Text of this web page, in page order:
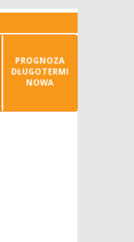
PROGNOZA
DŁUGOTERMI
NOWA